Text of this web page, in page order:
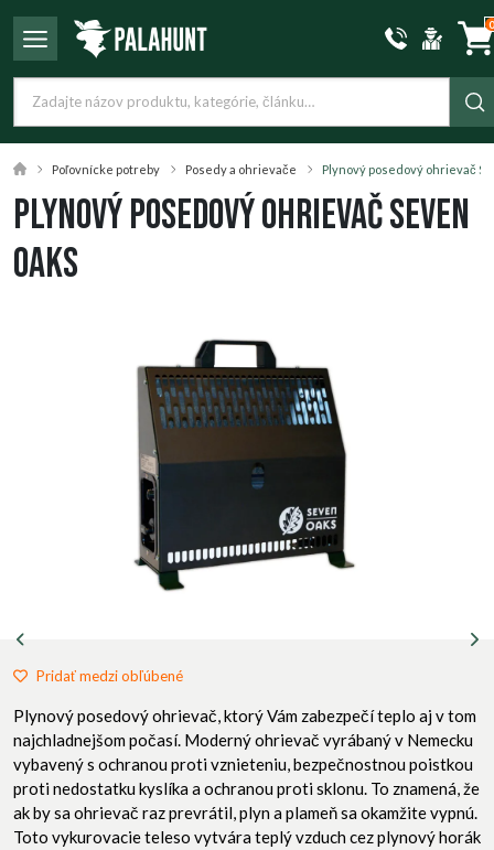
0
Poľovnícke potreby Posedy a ohrievače Plynový posedový ohrievač
Plynový posedový ohrievač Seven
Oaks
Pridať medzi obľúbené
Plynový posedový ohrievač, ktorý Vám zabezpečí teplo aj v tom
najchladnejšom počasí. Moderný ohrievač vyrábaný v Nemecku
vybavený s ochranou proti vznieteniu, bezpečnostnou poistkou
proti nedostatku kyslíka a ochranou proti sklonu. To znamená, že
ak by sa ohrievač raz prevrátil, plyn a plameň sa okamžite vypnú.
Toto vykurovacie teleso vytvára teplý vzduch cez plynový horák